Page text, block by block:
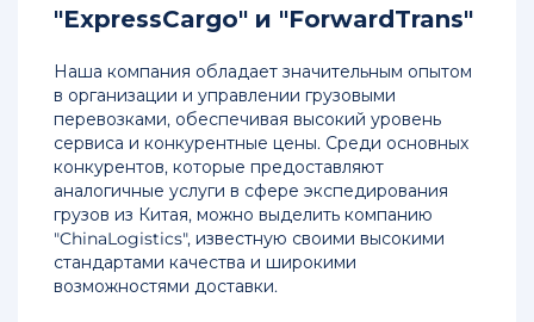
Китая
Цены
и
расценки
авиаперевозок
из
Китая
Авиаперевозки
одежды
из
"ExpressCargo" и "ForwardTrans"
Наша компания обладает значительным опытом
в организации и управлении грузовыми
перевозками, обеспечивая высокий уровень
сервиса и конкурентные цены. Среди основных
конкурентов, которые предоставляют
аналогичные услуги в сфере экспедирования
грузов из Китая, можно выделить компанию
"ChinaLogistics", известную своими высокими
стандартами качества и широкими
возможностями доставки.